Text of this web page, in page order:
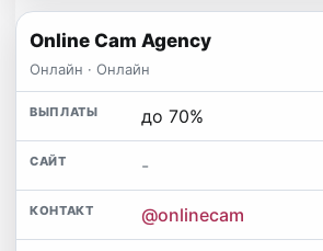
Online Cam Agency
Онлайн · Онлайн
до 70%
-
@onlinecam